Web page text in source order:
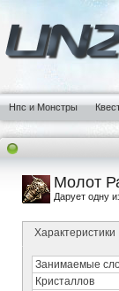
Нпс и Монстры
Молот
Дарует одну
Характеристики
Занимаемые
Кристаллов